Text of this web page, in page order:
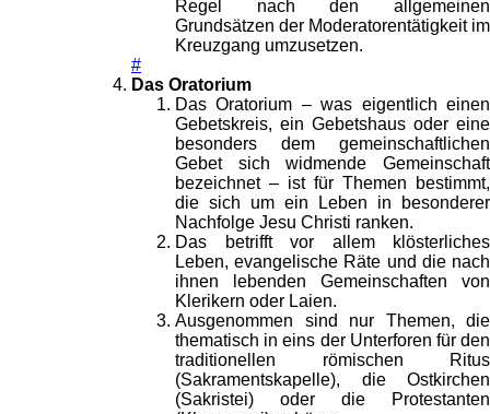
Regel nach den allgemeinen
Grundsätzen der Moderatorentätigkeit im
Kreuzgang umzusetzen.
#
Das Oratorium
Das Oratorium – was eigentlich einen
Gebetskreis, ein Gebetshaus oder eine
besonders dem gemeinschaftlichen
Gebet sich widmende Gemeinschaft
bezeichnet – ist für Themen bestimmt,
die sich um ein Leben in besonderer
Nachfolge Jesu Christi ranken.
Das betrifft vor allem klösterliches
Leben, evangelische Räte und die nach
ihnen lebenden Gemeinschaften von
Klerikern oder Laien.
Ausgenommen sind nur Themen, die
thematisch in eins der Unterforen für den
traditionellen römischen Ritus
(Sakramentskapelle), die Ostkirchen
(Sakristei) oder die Protestanten